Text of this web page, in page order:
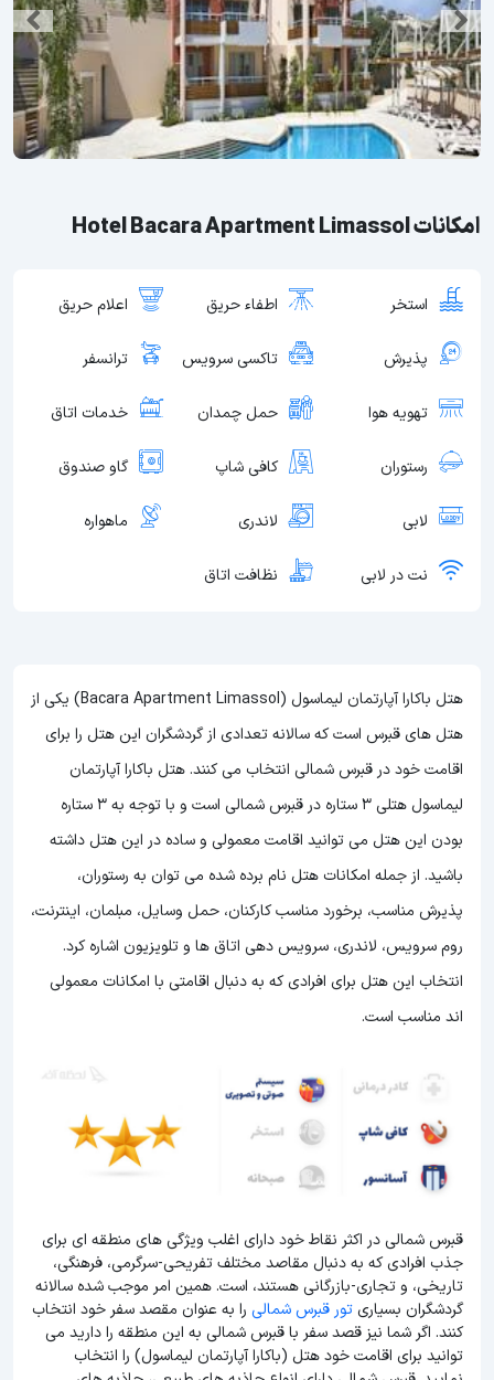
امکانات Hotel Bacara Apartment Limassol
استخر اطفاء حریق اعلام حریق
پذیرش تاکسی سرویس ترانسفر
تهویه هوا حمل چمدان خدمات اتاق
رستوران کافی شاپ گاو صندوق
لابی لاندری ماهواره
نت در لابی نظافت اتاق
هتل باکارا آپارتمان لیماسول (Bacara Apartment Limassol) یکی از
هتل های قبرس است که سالانه تعدادی از گردشگران این هتل را برای
اقامت خود در قبرس شمالی انتخاب می کنند. هتل باکارا آپارتمان
لیماسول هتلی 3 ستاره در قبرس شمالی است و با توجه به 3 ستاره
بودن این هتل می توانید اقامت معمولی و ساده در این هتل داشته
باشید. از جمله امکانات هتل نام برده شده می توان به رستوران،
پذیرش مناسب، برخورد مناسب کارکنان، حمل وسایل، مبلمان، اینترنت،
روم سرویس، لاندری، سرویس دهی اتاق ها و تلویزیون اشاره کرد.
انتخاب این هتل برای افرادی که به دنبال اقامتی با امکانات معمولی
اند مناسب است.
قبرس شمالی در اکثر نقاط خود دارای اغلب ویژگی های منطقه ای برای
جذب افرادی که به دنبال مقاصد مختلف تفریحی-سرگرمی، فرهنگی،
تاریخی، و تجاری-بازرگانی هستند، است. همین امر موجب شده سالانه
گردشگران بسیاریتور قبرس شمالی را به عنوان مقصد سفر خود انتخاب
کنند. اگر شما نیز قصد سفر با قبرس شمالی به این منطقه را دارید می
توانید برای اقامت خود هتل (باکارا آپارتمان لیماسول) را انتخاب